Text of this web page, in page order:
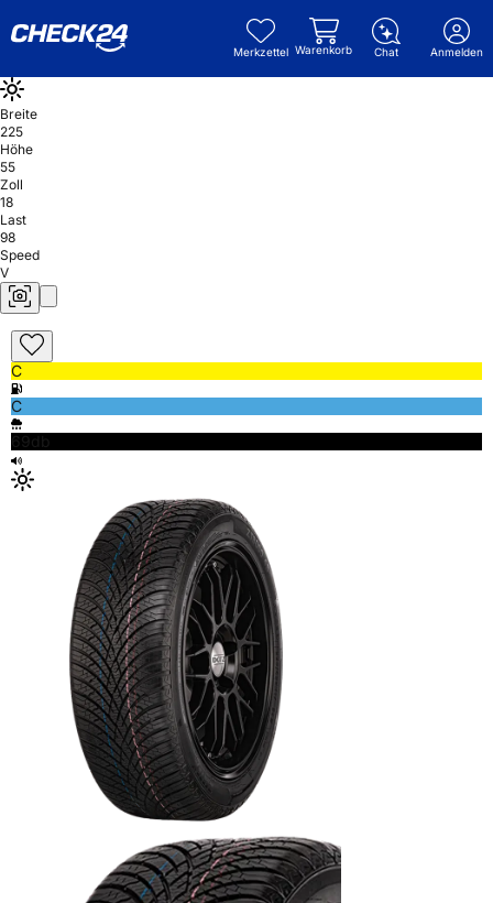
Merkzettel Warenkorb Chat Anmelden
Breite
225
Höhe
55
Zoll
18
Last
98
Speed
V
C
C
69db